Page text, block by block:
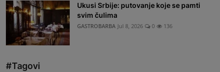
Ukusi Srbije: putovanje koje se pamti
svim čulima
GASTROBARBA Jul 8, 2026 0 136
#Tagovi